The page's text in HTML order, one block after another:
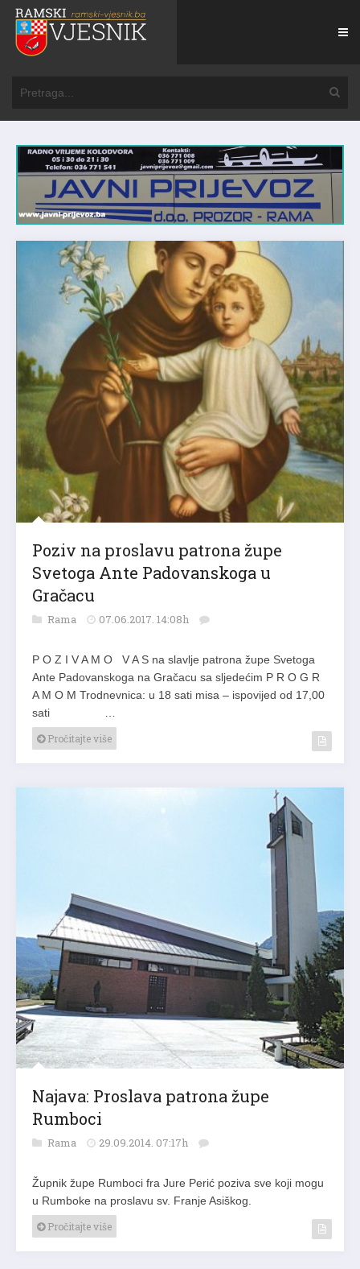
Poziv na proslavu patrona župe
Svetoga Ante Padovanskoga u
Gračacu
Rama 07.06.2017. 14:08h
P O Z I V A M O V A S na slavlje patrona župe Svetoga
Ante Padovanskoga na Gračacu sa sljedećim P R O G R
A M O M Trodnevnica: u 18 sati misa – ispovijed od 17,00
sati …
Pročitajte više
Najava: Proslava patrona župe
Rumboci
Rama 29.09.2014. 07:17h
Župnik župe Rumboci fra Jure Perić poziva sve koji mogu
u Rumboke na proslavu sv. Franje Asiškog.
Pročitajte više